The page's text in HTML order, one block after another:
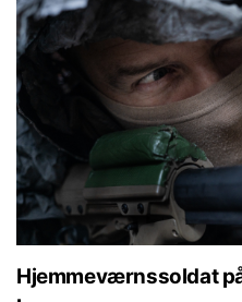
Hjemmeværnssoldat